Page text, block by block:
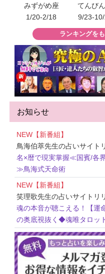
みずがめ座
1/20-2/18
てんび
9/23-
ランキングを
お知らせ
NEW【新番組】
鳥海伯萃先生の占いサイト
名×暦で現実掌握≪国賓/各
≫鳥海式天命術
NEW【新番組】
笑理歌先生の占いサイトリ
魂の本音が聴こえる！【運
の奥底視抜く◆魂唯タロッ